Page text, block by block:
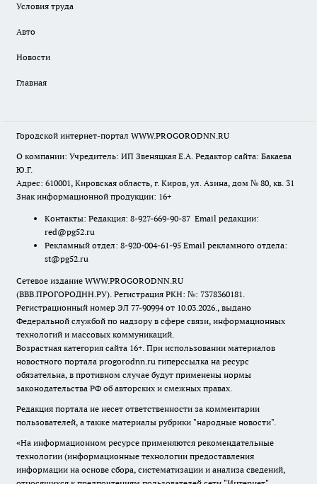
Условия труда
Авто
Новости
Главная
Городской интернет-портал WWW.PROGORODNN.RU
О компании: Учредитель: ИП Звеняцкая Е.А. Редактор сайта: Бакаева
Ю.Г.
Адрес: 610001, Кировская область, г. Киров, ул. Азина, дом № 80, кв. 31
Знак информационной продукции: 16+
Контакты: Редакция: 8-927-669-90-87 Email редакции:
red@pg52.ru
Рекламный отдел: 8-920-004-61-95 Email рекламного отдела:
st@pg52.ru
Сетевое издание WWW.PROGORODNN.RU
(ВВВ.ПРОГОРОДНН.РУ). Регистрация РКН: №: 7378360181.
Регистрационный номер ЭЛ 77-90994 от 10.03.2026., выдано
Федеральной службой по надзору в сфере связи, информационных
технологий и массовых коммуникаций.
Возрастная категория сайта 16+. При использовании материалов
новостного портала progorodnn.ru гиперссылка на ресурс
обязательна, в противном случае будут применены нормы
законодательства РФ об авторских и смежных правах.
Редакция портала не несет ответственности за комментарии
пользователей, а также материалы рубрики "народные новости".
«На информационном ресурсе применяются рекомендательные
технологии (информационные технологии предоставления
информации на основе сбора, систематизации и анализа сведений,